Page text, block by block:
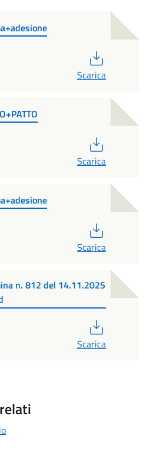
Scarica
Scarica
Scarica
n. 812 del 14.11.2025
Scarica